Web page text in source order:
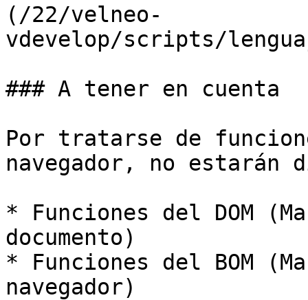
(/22/velneo-
vdevelop/scripts/
### A tener en cuenta
Por tratarse de
navegador, no estarán
* Funciones del DOM
documento)
* Funciones del BOM
navegador)